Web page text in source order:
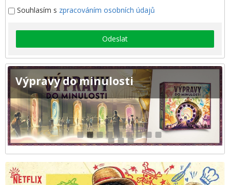
Souhlasím s zpracováním osobních údajů
Odeslat
Výpravy do minulosti